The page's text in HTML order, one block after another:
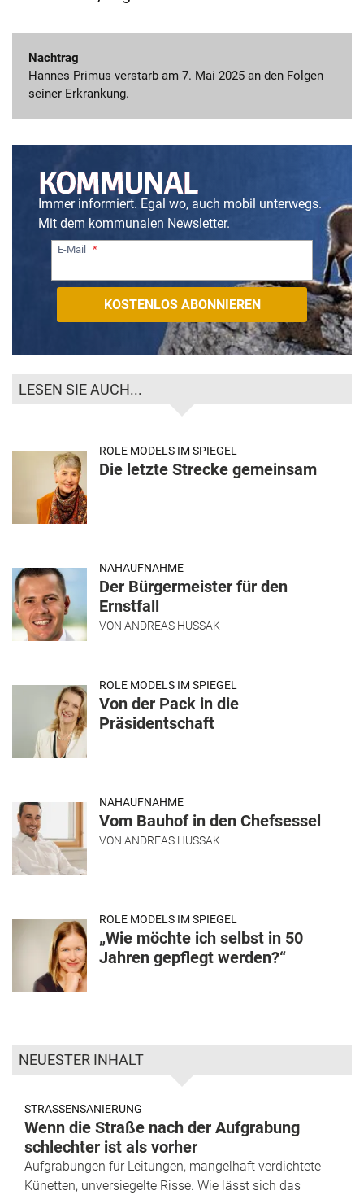
Nachtrag
Hannes Primus verstarb am 7. Mai 2025 an den Folgen
seiner Erkrankung.
Immer informiert. Egal wo, auch mobil unterwegs.
Mit dem kommunalen Newsletter.
E-Mail
LESEN SIE AUCH...
ROLE MODELS IM SPIEGEL
Die letzte Strecke gemeinsam
NAHAUFNAHME
Der Bürgermeister für den
Ernstfall
VON ANDREAS HUSSAK
ROLE MODELS IM SPIEGEL
Von der Pack in die
Präsidentschaft
NAHAUFNAHME
Vom Bauhof in den Chefsessel
VON ANDREAS HUSSAK
ROLE MODELS IM SPIEGEL
„Wie möchte ich selbst in 50
Jahren gepflegt werden?“
NEUESTER INHALT
STRASSENSANIERUNG
Wenn die Straße nach der Aufgrabung
schlechter ist als vorher
Aufgrabungen für Leitungen, mangelhaft verdichtete
Künetten, unversiegelte Risse. Wie lässt sich das